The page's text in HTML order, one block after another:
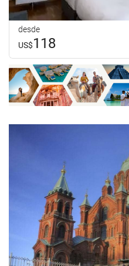
desde
US$118